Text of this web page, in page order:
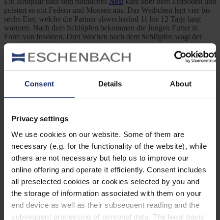
Consent Details About
Privacy settings
We use cookies on our website. Some of them are
necessary (e.g. for the functionality of the website), while
others are not necessary but help us to improve our
online offering and operate it efficiently. Consent includes
all preselected cookies or cookies selected by you and
the storage of information associated with them on your
end device as well as their subsequent reading and the
subsequent processing of personal data. The legal basis
polstert es mit Federn und Moosen aus. Das Weibchen legt vier bis
sechs Eier, welche die Partner abwechselnd 11 bis 12 Tage lang
wärmen. Nach dem Schlüpfen bekommen die Jungen Futter in
Form von Insekten. Drei Wochen nach dem Schlüpfen wagt der
Nachwuchs erste Erkundungsflüge, sorgfältig überwacht von den
Eltern. Abends rufen die Altvögel ihre Jungen durch ein sanftes
Zwitschern ins Nest zurück.
Foto: Hari K Patibanda (
CC BY 2.0)
Vogelbeoachtung in und um Innsbruck
Weihnachtliche Geschenkideen für Vogelfreunde
Kategorien
Ausrüstung